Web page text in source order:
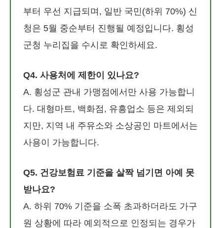
부터 우선 지급되며, 일반 국민(하위 70%) 신
청은 5월 중순부터 진행될 예정입니다. 횡성
군청 누리집을 수시로 확인하세요.
Q4. 사용처에 제한이 있나요?
A. 횡성군 관내 가맹점에서만 사용 가능합니
다. 대형마트, 백화점, 유흥업소 등은 제외되
지만, 지역 내 주유소와 소상공인 마트에서는
사용이 가능합니다.
Q5. 건강보험료 기준을 살짝 넘기면 아예 못
받나요?
A. 하위 70% 기준을 소폭 초과하더라도 가구
원 상황에 따라 예외적으로 인정되는 경우가